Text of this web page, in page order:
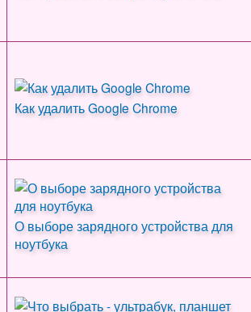
Как удалить Google Chrome
О выборе зарядного устройства для
ноутбука